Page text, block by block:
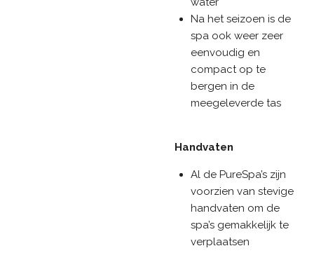
Na het seizoen is de
spa ook weer zeer
eenvoudig en
compact op te
bergen in de
meegeleverde tas
Handvaten
Al de PureSpa’s zijn
voorzien van stevige
handvaten om de
spa’s gemakkelijk te
verplaatsen